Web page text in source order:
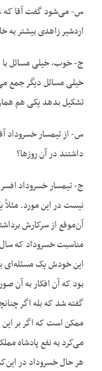
س- می‌شود گفت آقا که
اردشیر زاهدی بیشتر به
ج- خوب، خیلی مسائل
خیلی مسائل دیگر جمع
تشکیل بدهد یکی هم
س- از تیمسار خسروداد
داشتند در آن روزها؟
ج- تیمسار خسروداد
نیست در این مورد. مثلاً
آن‌موقع از سرکارش
مناسبت خسروداد که
این خودش یک مسئله‌ای
بود که آن افکار به آن
گفته شد که بله اگر
ممکن است که اگر بر این
می‌کرد به نفع پادشاه
هر حال خسروداد در